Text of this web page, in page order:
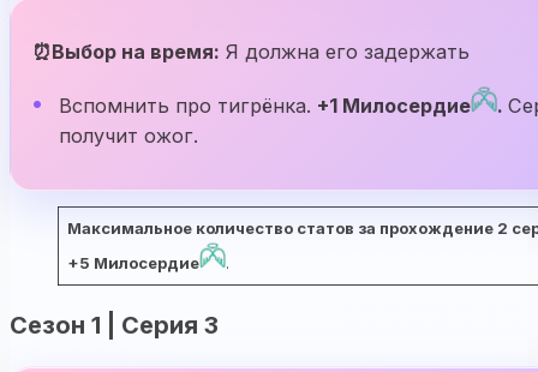
⏰Выбор на время: Я должна его задержать
Вспомнить про тигрёнка. +1 Милосердие .
получит ожог.
Максимальное количество статов за прохождение 2
+5 Милосердие
.
Сезон 1 | Серия 3